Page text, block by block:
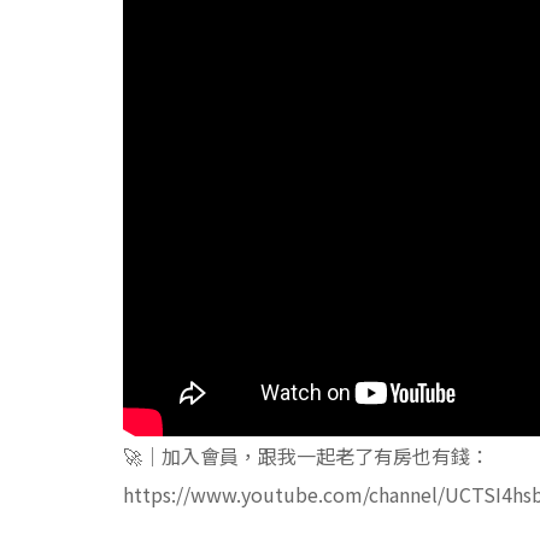
🚀｜加入會員，跟我一起老了有房也有錢：
https://www.youtube.com/channel/